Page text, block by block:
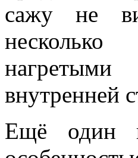
сажу не
несколько
нагретыми
внутренней
Ещё один